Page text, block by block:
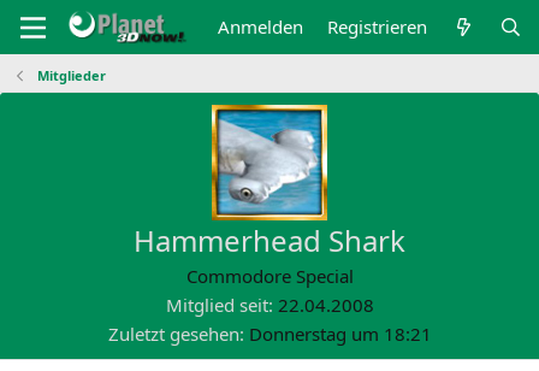
Anmelden Registrieren
Mitglieder
Hammerhead Shark
Commodore Special
Mitglied seit 22.04.2008
Zuletzt gesehen Donnerstag um 18:21